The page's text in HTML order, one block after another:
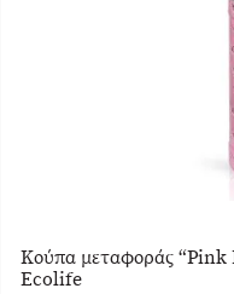
Κούπα μεταφοράς
Ecolife